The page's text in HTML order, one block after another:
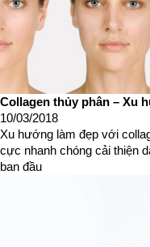
Collagen thủy phân – Xu
10/03/2018
Xu hướng làm đẹp với
cực nhanh chóng cải thiện
ban đầu